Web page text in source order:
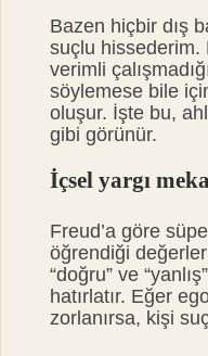
Bazen hiçbir dış
suçlu hissederim.
verimli
söylemese bile
oluşur. İşte bu,
gibi görünür.
İçsel yargı
Freud’a göre
öğrendiği
“doğru” ve
hatırlatır. Eğer
zorlanırsa, kişi